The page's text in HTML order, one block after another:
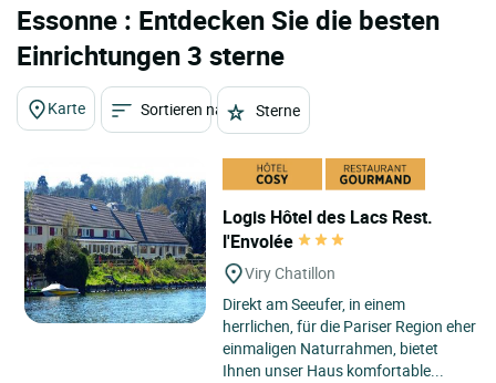
Essonne : Entdecken Sie die besten
Einrichtungen 3 sterne
Karte Sortieren nach Sterne
Logis Hôtel des Lacs Rest.
l'Envolée
Viry Chatillon
Direkt am Seeufer, in einem
herrlichen, für die Pariser Region eher
einmaligen Naturrahmen, bietet
Ihnen unser Haus komfortable...